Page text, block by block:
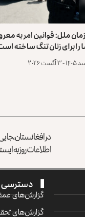
ملل: قوانین امر به
را برای زنان تنگ ساخته
در افغانستان،
اطلاعات روز به
دسترسی
گزارش‌‌های
گزارش‌های